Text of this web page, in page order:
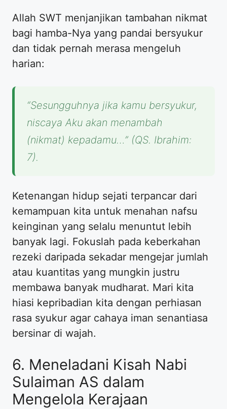
Allah SWT menjanjikan tambahan nikmat
bagi hamba-Nya yang pandai bersyukur
dan tidak pernah merasa mengeluh
harian:
“Sesungguhnya jika kamu bersyukur,
niscaya Aku akan menambah
(nikmat) kepadamu…” (QS. Ibrahim:
7).
Ketenangan hidup sejati terpancar dari
kemampuan kita untuk menahan nafsu
keinginan yang selalu menuntut lebih
banyak lagi. Fokuslah pada keberkahan
rezeki daripada sekadar mengejar jumlah
atau kuantitas yang mungkin justru
membawa banyak mudharat. Mari kita
hiasi kepribadian kita dengan perhiasan
rasa syukur agar cahaya iman senantiasa
bersinar di wajah.
6. Meneladani Kisah Nabi
Sulaiman AS dalam
Mengelola Kerajaan